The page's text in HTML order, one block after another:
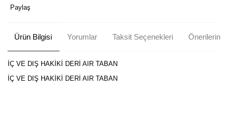
Paylaş
Ürün Bilgisi Yorumlar Taksit Seçenekleri Önerileriniz
İÇ VE DIŞ HAKİKİ DERİ AIR TABAN
İÇ VE DIŞ HAKİKİ DERİ AIR TABAN